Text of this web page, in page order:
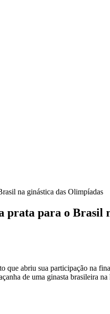
na ginástica das Olimpíadas
prata para o Brasil
que abriu sua participação na
de uma ginasta brasileira na